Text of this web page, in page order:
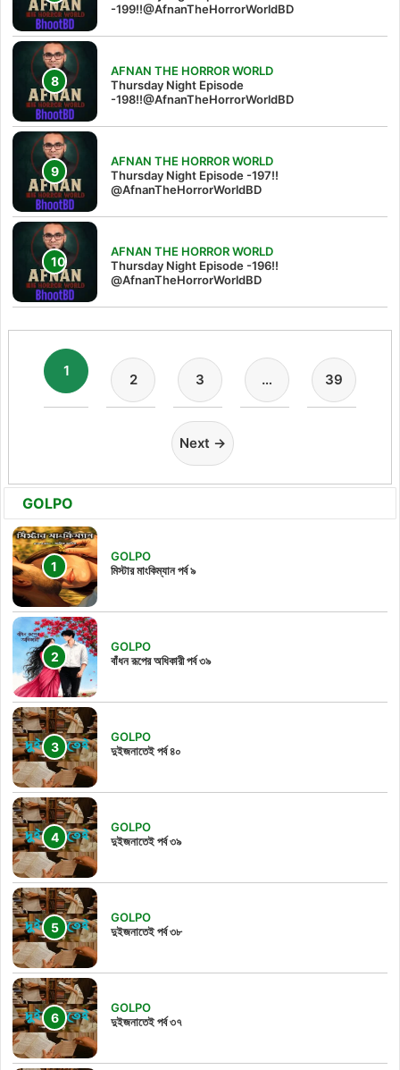
-199!!@AfnanTheHorrorWorldBD
AFNAN THE HORROR WORLD
Thursday Night Episode
-198!!@AfnanTheHorrorWorldBD
AFNAN THE HORROR WORLD
Thursday Night Episode -197!!‪
@AfnanTheHorrorWorldBD‬
AFNAN THE HORROR WORLD
Thursday Night Episode -196!!
@AfnanTheHorrorWorldBD
1
2 3 … 39
Next →
GOLPO
GOLPO
মিস্টার মাংকিম্যান পর্ব ৯
GOLPO
বাঁধন রূপের অধিকারী পর্ব ৩৯
GOLPO
দুইজনাতেই পর্ব ৪০
GOLPO
দুইজনাতেই পর্ব ৩৯
GOLPO
দুইজনাতেই পর্ব ৩৮
GOLPO
দুইজনাতেই পর্ব ৩৭